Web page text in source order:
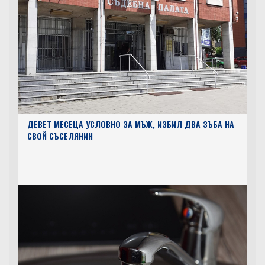
ДЕВЕТ МЕСЕЦА УСЛОВНО ЗА МЪЖ, ИЗБИЛ ДВА ЗЪБА НА
СВОЙ СЪСЕЛЯНИН